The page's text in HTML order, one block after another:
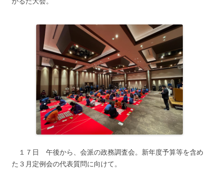
１７日 午後から、会派の政務調査会。新年度予算等を含め
た３月定例会の代表質問に向けて。